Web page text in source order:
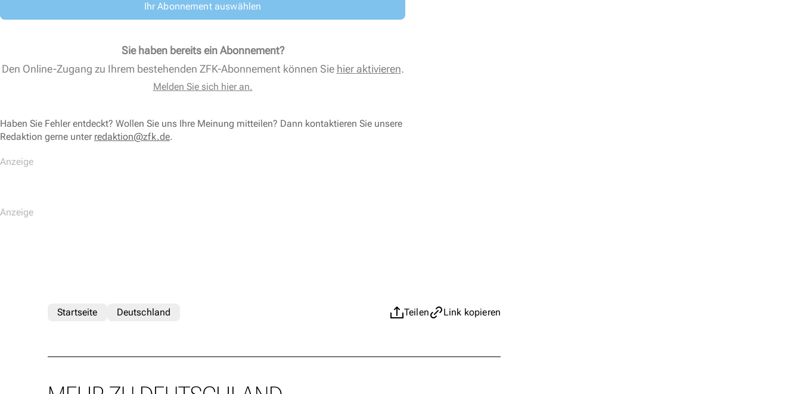
Ihr Abonnement auswählen
Sie haben bereits ein Abonnement?
Den Online-Zugang zu Ihrem bestehenden ZFK-Abonnement können Sie hier aktivieren.
Melden Sie sich hier an.
Haben Sie Fehler entdeckt? Wollen Sie uns Ihre Meinung mitteilen? Dann kontaktieren Sie unsere
Redaktion gerne unter redaktion@zfk.de.
Teilen Link kopieren
Startseite Deutschland